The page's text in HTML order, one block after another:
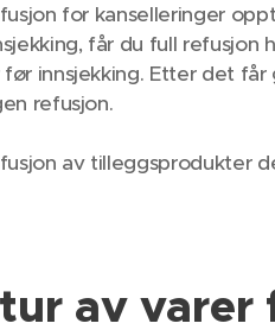
for kanselleringer
får du full refusjon
innsjekking. Etter det
refusjon.
av tilleggsprodukter
av varer